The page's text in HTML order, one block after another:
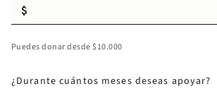
Puedes donar desde $10.000
¿Durante cuántos meses deseas apoyar?